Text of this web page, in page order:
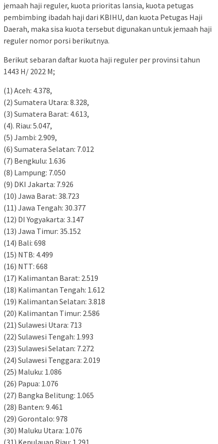
jemaah haji reguler, kuota prioritas lansia, kuota petugas
pembimbing ibadah haji dari KBIHU, dan kuota Petugas Haji
Daerah, maka sisa kuota tersebut digunakan untuk jemaah haji
reguler nomor porsi berikutnya.
Berikut sebaran daftar kuota haji reguler per provinsi tahun
1443 H/ 2022 M;
(1) Aceh: 4.378,
(2) Sumatera Utara: 8.328,
(3) Sumatera Barat: 4.613,
(4). Riau: 5.047,
(5) Jambi: 2.909,
(6) Sumatera Selatan: 7.012
(7) Bengkulu: 1.636
(8) Lampung: 7.050
(9) DKI Jakarta: 7.926
(10) Jawa Barat: 38.723
(11) Jawa Tengah: 30.377
(12) DI Yogyakarta: 3.147
(13) Jawa Timur: 35.152
(14) Bali: 698
(15) NTB: 4.499
(16) NTT: 668
(17) Kalimantan Barat: 2.519
(18) Kalimantan Tengah: 1.612
(19) Kalimantan Selatan: 3.818
(20) Kalimantan Timur: 2.586
(21) Sulawesi Utara: 713
(22) Sulawesi Tengah: 1.993
(23) Sulawesi Selatan: 7.272
(24) Sulawesi Tenggara: 2.019
(25) Maluku: 1.086
(26) Papua: 1.076
(27) Bangka Belitung: 1.065
(28) Banten: 9.461
(29) Gorontalo: 978
(30) Maluku Utara: 1.076